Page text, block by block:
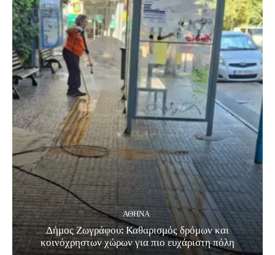
ΑΘΗΝΑ
Δήμος Ζωγράφου: Καθαρισμός δρόμων και
κοινόχρηστων χώρων για πιο ευχάριστη πόλη